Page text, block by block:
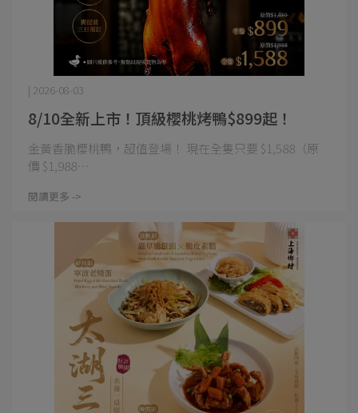
8/10全新上市！頂級櫻桃烤鴨$899起！
| 2026-08-03
金黃香脆櫻桃鴨，超值登場！ 現在全隻只要 $1,588（原
價 $1,988⋯
閱讀更多 ->